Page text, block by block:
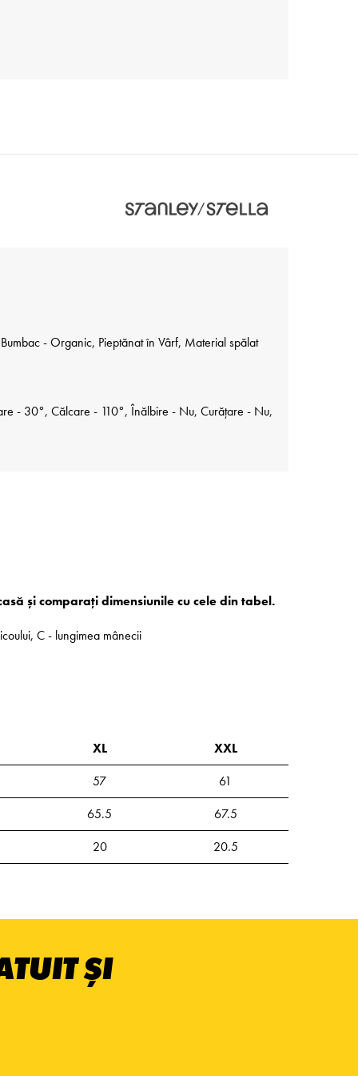
- Organic, Pieptănat în Vârf, Material spălat
- 30°, Călcare - 110°, Înălbire - Nu, Curățare - Nu,
și comparați dimensiunile cu cele din tabel.
C - lungimea mânecii
XL
XXL
57
61
65.5
67.5
20 20.5
ȘI